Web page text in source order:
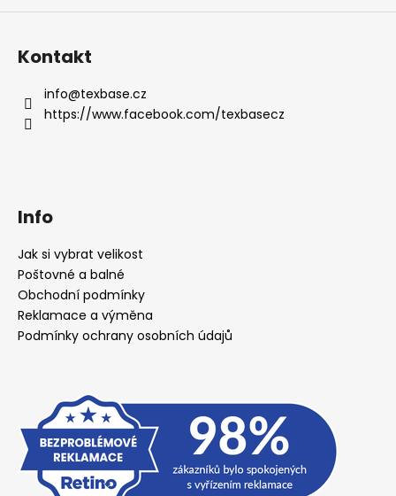
Kontakt
info@texbase.cz
https://www.facebook.com/texbasecz
Info
Jak si vybrat velikost
Poštovné a balné
Obchodní podmínky
Reklamace a výměna
Podmínky ochrany osobních údajů